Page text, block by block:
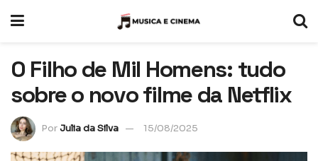
O Filho de Mil Homens: tudo
sobre o novo filme da Netflix
PorJulia da Silva 15/08/2025